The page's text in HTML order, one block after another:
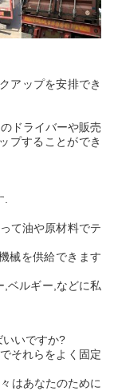
アップを安排でき
ドライバーや販売
プすることができ
.
て油や原材料でテ
械を供給できます
,ベルギー,などに私
いですか?
それらをよく固定
はあなたのために